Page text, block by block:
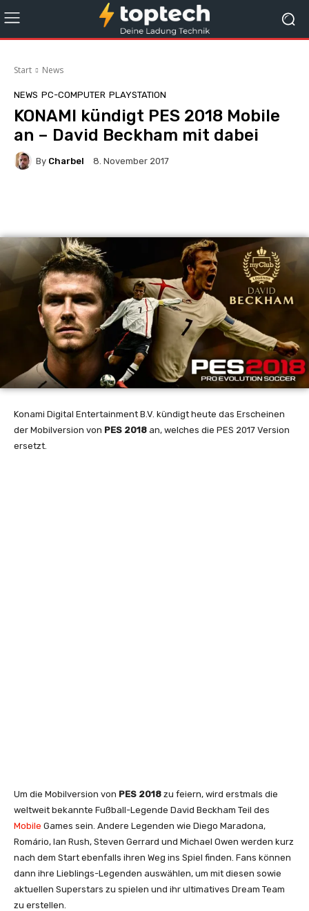
Start News
NEWS PC-COMPUTER PLAYSTATION
KONAMI kündigt PES 2018 Mobile
an – David Beckham mit dabei
By Charbel 8. November 2017
Konami Digital Entertainment B.V. kündigt heute das Erscheinen
der Mobilversion von PES 2018 an, welches die PES 2017 Version
ersetzt.
Um die Mobilversion von PES 2018 zu feiern, wird erstmals die
weltweit bekannte Fußball-Legende David Beckham Teil des
Mobile Games sein. Andere Legenden wie Diego Maradona,
Romário, Ian Rush, Steven Gerrard und Michael Owen werden kurz
nach dem Start ebenfalls ihren Weg ins Spiel finden. Fans können
dann ihre Lieblings-Legenden auswählen, um mit diesen sowie
aktuellen Superstars zu spielen und ihr ultimatives Dream Team
zu erstellen.